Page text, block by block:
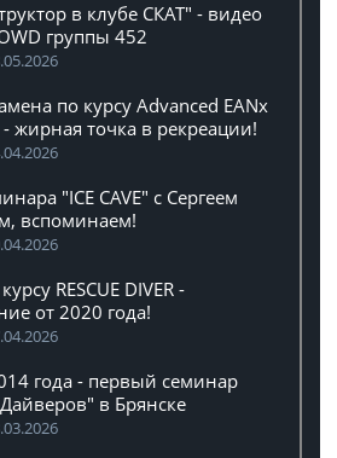
в клубе СКАТ" - видео
группы 452
по курсу Advanced EANx
жирная точка в рекреации!
"ICE CAVE" с Сергеем
вспоминаем!
RESCUE DIVER -
от 2020 года!
года - первый семинар
в Брянске